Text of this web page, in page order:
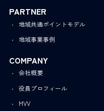
PARTNER
地域共通ポイントモデル
地域事業事例
COMPANY
会社概要
役員プロフィール
MVV